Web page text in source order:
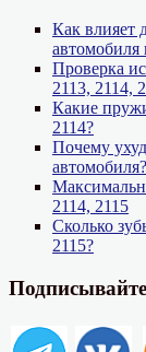
Как влияет
автомобиля
Проверка
2113, 2114,
Какие
2114?
Почему
автомобиля?
2114, 2115
Сколько
2115?